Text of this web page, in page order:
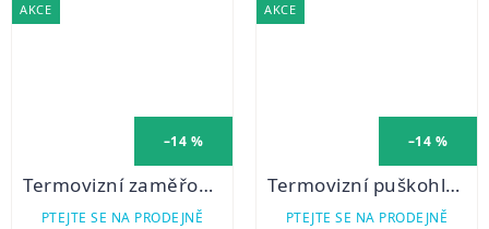
AKCE
–14 %
Termovizní zaměřovač Hikmicro Stellar SQ35
PTEJTE SE NA PRODEJNĚ
AKCE
–14 %
Termovizní puškohled PARD TS62-45
PTEJTE SE NA PRODEJNĚ